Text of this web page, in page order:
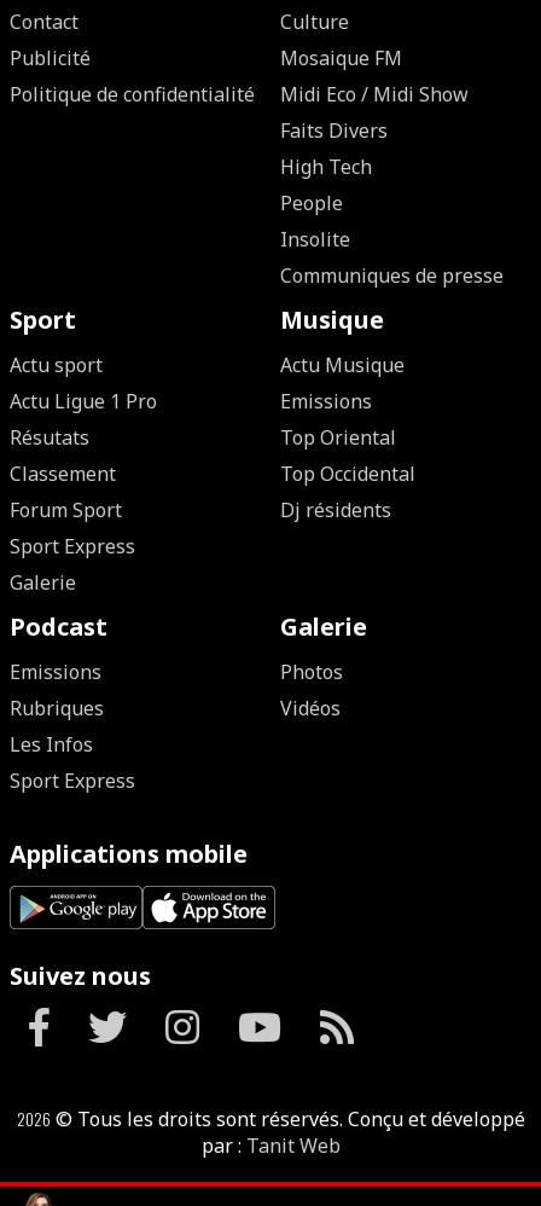
Contact
Publicité
Politique de confidentialité
Culture
Mosaique FM
Midi Eco / Midi Show
Faits Divers
High Tech
People
Insolite
Communiques de presse
Sport
Actu sport
Actu Ligue 1 Pro
Résutats
Classement
Forum Sport
Sport Express
Galerie
Musique
Actu Musique
Emissions
Top Oriental
Top Occidental
Dj résidents
Podcast
Emissions
Rubriques
Les Infos
Sport Express
Galerie
Photos
Vidéos
Applications mobile
Suivez nous
2026 © Tous les droits sont réservés. Conçu et développé
par : Tanit Web